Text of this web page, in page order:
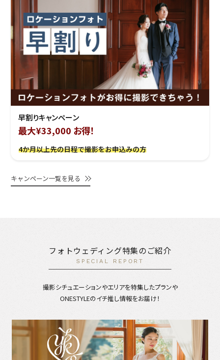
早割りキャンペーン
最大¥33,000 お得！
4か月以上先の日程で撮影をお申込みの方
キャンペーン一覧を見る
フォトウェディング特集のご紹介
SPECIAL REPORT
撮影シチュエーションやエリアを特集したプランや
ONESTYLEのイチ推し情報をお届け！